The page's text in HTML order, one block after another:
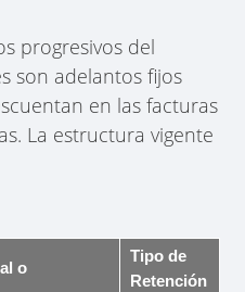
progresivos del
son adelantos fijos
en las facturas
La estructura vigente
o
Tipo de
Retención